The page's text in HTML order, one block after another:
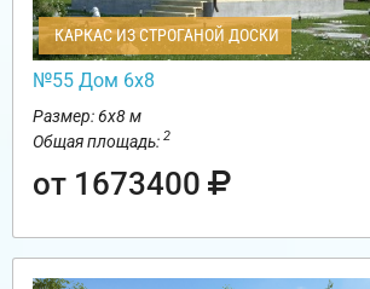
КАРКАС ИЗ СТРОГАНОЙ ДОСКИ
№55 Дом 6х8
Размер: 6х8 м
Общая площадь: 2
от 1673400